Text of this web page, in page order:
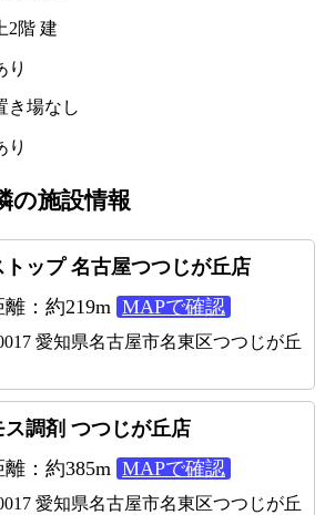
2階 建
り
き場なし
り
の施設情報
トップ 名古屋つつじが丘店
：約219m MAPで確認
愛知県名古屋市名東区つつじが丘
ス調剤 つつじが丘店
：約385m MAPで確認
愛知県名古屋市名東区つつじが丘